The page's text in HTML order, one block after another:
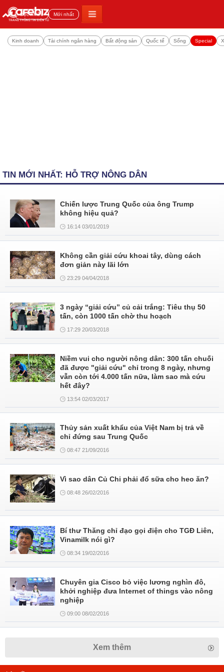
Đọc nhiều Mới nhất
Kinh doanh Tài chính ngân hàng Bất động sản Quốc tế Sống Special
TIN MỚI NHẤT: HỖ TRỢ NÔNG DÂN
Chiến lược Trung Quốc của ông Trump
không hiệu quả?
16:14 03/01/2019
Không cần giải cứu khoai tây, dùng cách
đơn giản này lãi lớn
23:29 04/04/2018
3 ngày “giải cứu” củ cải trắng: Tiêu thụ 50
tấn, còn 1000 tấn chờ thu hoạch
17:29 20/03/2018
Niềm vui cho người nông dân: 300 tấn chuối
đã được "giải cứu" chỉ trong 8 ngày, nhưng
vẫn còn tới 4.000 tấn nữa, làm sao mà cứu
hết đây?
13:54 02/03/2017
Thủy sản xuất khẩu của Việt Nam bị trả về
chỉ đứng sau Trung Quốc
08:47 21/09/2016
Vì sao dân Củ Chi phải đổ sữa cho heo ăn?
08:48 26/02/2016
Bí thư Thăng chỉ đạo gọi điện cho TGĐ Liên,
Vinamilk nói gì?
08:34 19/02/2016
Chuyên gia Cisco bỏ việc lương nghìn đô,
khởi nghiệp đưa Internet of things vào nông
nghiệp
09:00 08/02/2016
Xem thêm